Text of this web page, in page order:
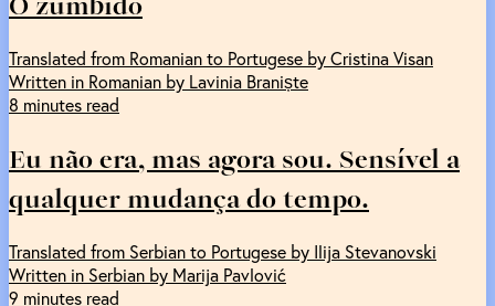
Translated from Romanian to Portugese by Cristina Visan
Written in Romanian by Lavinia Braniște
8 minutes read
Eu não era, mas agora sou. Sensível a
qualquer mudança do tempo.
Translated from Serbian to Portugese by Ilija Stevanovski
Written in Serbian by Marija Pavlović
9 minutes read